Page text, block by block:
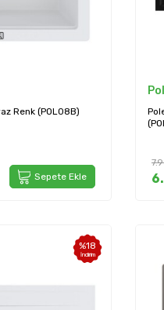
Renk (POL08B)
Sepete Ekle
%18
İndirim